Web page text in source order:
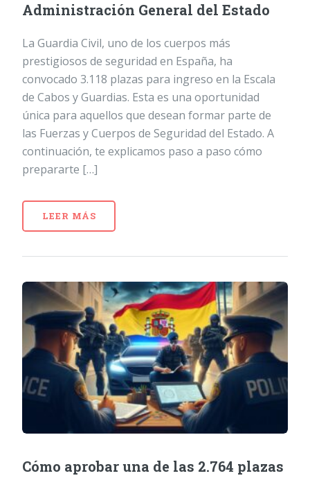
Administración General del Estado
La Guardia Civil, uno de los cuerpos más
prestigiosos de seguridad en España, ha
convocado 3.118 plazas para ingreso en la Escala
de Cabos y Guardias. Esta es una oportunidad
única para aquellos que desean formar parte de
las Fuerzas y Cuerpos de Seguridad del Estado. A
continuación, te explicamos paso a paso cómo
prepararte […]
LEER MÁS
Cómo aprobar una de las 2.764 plazas